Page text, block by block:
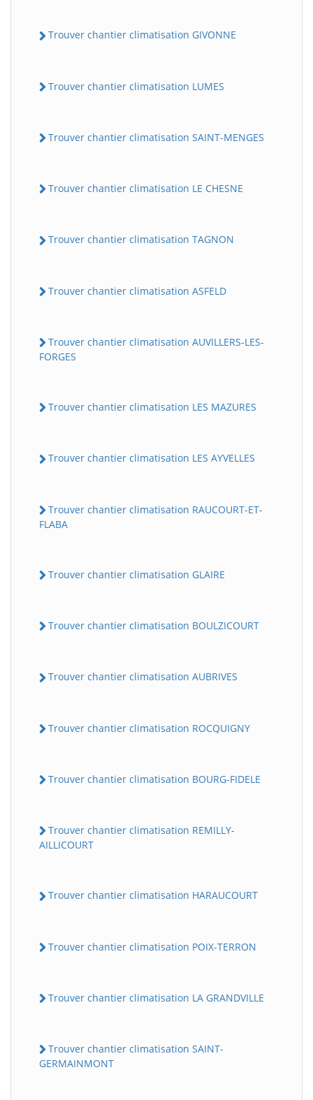
Trouver chantier climatisation GIVONNE
Trouver chantier climatisation LUMES
Trouver chantier climatisation SAINT-MENGES
Trouver chantier climatisation LE CHESNE
Trouver chantier climatisation TAGNON
Trouver chantier climatisation ASFELD
Trouver chantier climatisation AUVILLERS-LES-
FORGES
Trouver chantier climatisation LES MAZURES
Trouver chantier climatisation LES AYVELLES
Trouver chantier climatisation RAUCOURT-ET-
FLABA
Trouver chantier climatisation GLAIRE
Trouver chantier climatisation BOULZICOURT
Trouver chantier climatisation AUBRIVES
Trouver chantier climatisation ROCQUIGNY
Trouver chantier climatisation BOURG-FIDELE
Trouver chantier climatisation REMILLY-
AILLICOURT
Trouver chantier climatisation HARAUCOURT
Trouver chantier climatisation POIX-TERRON
Trouver chantier climatisation LA GRANDVILLE
Trouver chantier climatisation SAINT-
GERMAINMONT